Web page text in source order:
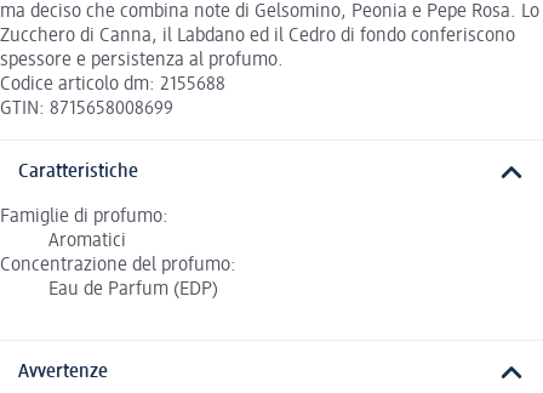
ma deciso che combina note di Gelsomino, Peonia e Pepe Rosa. Lo
Zucchero di Canna, il Labdano ed il Cedro di fondo conferiscono
spessore e persistenza al profumo.
Codice articolo dm: 2155688
GTIN: 8715658008699
Caratteristiche
Famiglie di profumo:
Aromatici
Concentrazione del profumo:
Eau de Parfum (EDP)
Avvertenze